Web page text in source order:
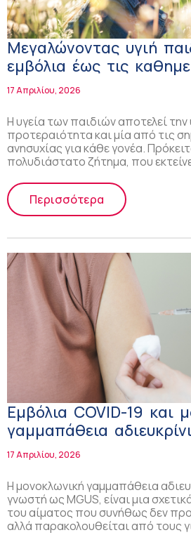
Μεγαλώνοντας υγιή
εμβόλια έως τις
συνήθειες
17 Απριλίου, 2026
Η υγεία των παιδιών αποτελεί την
προτεραιότητα και μία από τις
ανησυχίας για κάθε γονέα.
πολυδιάστατο ζήτημα, που
Περισσότερα
Εμβόλια COVID-19 και
γαμμαπάθεια
σημασίας: τι δείχνει
πληθυσμιακή μελέτη
17 Απριλίου, 2026
Η μονοκλωνική γαμμαπάθεια
γνωστή ως MGUS, είναι μια
του αίματος που συνήθως δεν
αλλά παρακολουθείται από τους